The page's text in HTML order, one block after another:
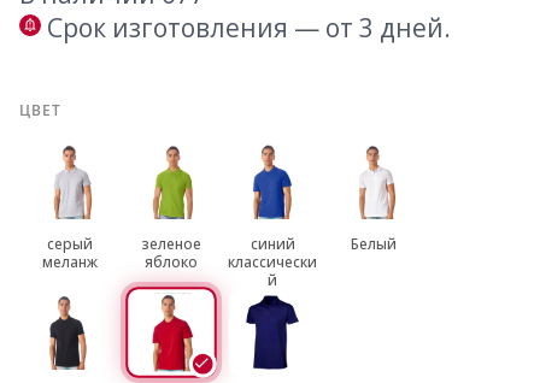
Срок изготовления — от 3 дней.
ЦВЕТ
серый
меланж
зеленое
яблоко
синий
классически
й
Белый